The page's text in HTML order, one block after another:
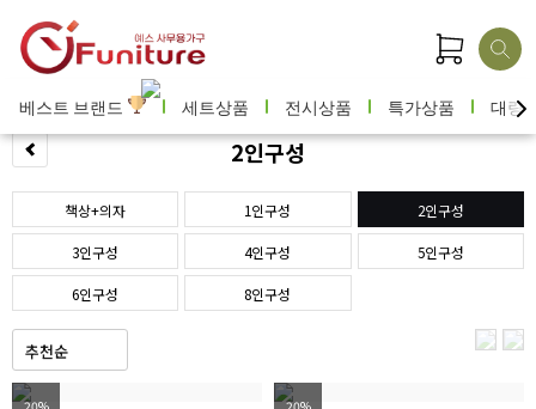
베스트 브랜드 세트상품 전시상품 특가상품 대량
2인구성
책상+의자 1인구성 2인구성
3인구성 4인구성 5인구성
6인구성 8인구성